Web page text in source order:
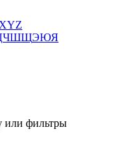
XYZ
ЧШЩЭЮЯ
или фильтры